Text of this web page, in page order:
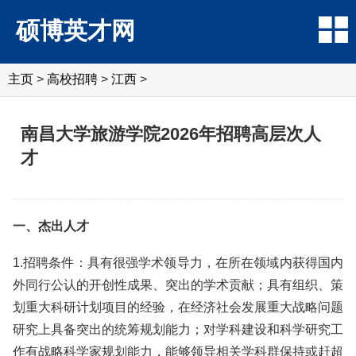
硕博英才网
主页 > 高校招聘 > 江西 >
南昌大学旅游学院2026年招聘高层次人
才
一、杰出人才
1.招聘条件：具有很强学术领导力，在所在领域内获得国内
外同行公认的开创性成果、突出的学术贡献；具有组织、策
划重大科研计划项目的经验，在经济社会发展重大战略问题
研究上具备突出的统筹规划能力；对学科建设和科学研究工
作有战略科学家规划能力，能够领导相关学科群保持或赶超